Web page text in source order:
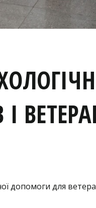
допомоги для